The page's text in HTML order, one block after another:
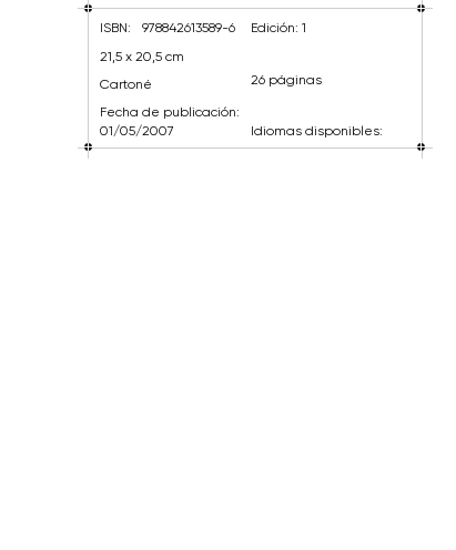
ISBN:
978842613589-6
21,5 x 20,5 cm
Cartoné
Fecha de publicación:
01/05/2007
Edición: 1
26 páginas
Idiomas disponibles: